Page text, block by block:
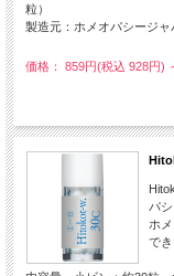
粒）
製造元：ホメオパシージャ
価格： 859円(税込 928円)
パ
ホ
でき